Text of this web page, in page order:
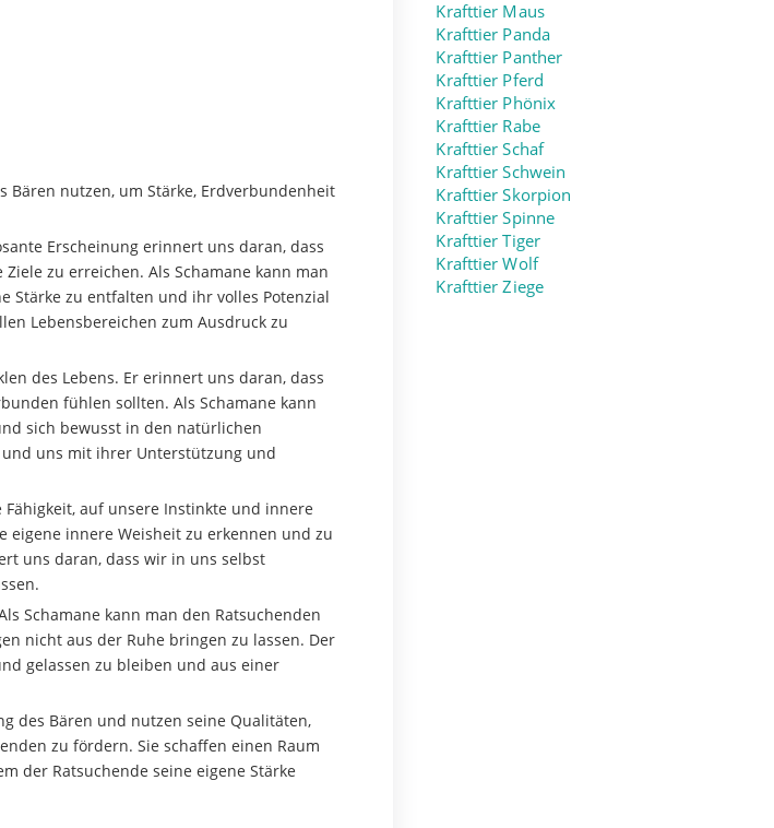
Bären nutzen, um Stärke, Erdverbundenheit
Erscheinung erinnert uns daran, dass
zu erreichen. Als Schamane kann man
Stärke zu entfalten und ihr volles Potenzial
Lebensbereichen zum Ausdruck zu
des Lebens. Er erinnert uns daran, dass
fühlen sollten. Als Schamane kann
sich bewusst in den natürlichen
uns mit ihrer Unterstützung und
auf unsere Instinkte und innere
eigene innere Weisheit zu erkennen und zu
uns daran, dass wir in uns selbst
Schamane kann man den Ratsuchenden
nicht aus der Ruhe bringen zu lassen. Der
gelassen zu bleiben und aus einer
des Bären und nutzen seine Qualitäten,
zu fördern. Sie schaffen einen Raum
der Ratsuchende seine eigene Stärke
Krafttier Maus
Krafttier Panda
Krafttier Panther
Krafttier Pferd
Krafttier Phönix
Krafttier Rabe
Krafttier Schaf
Krafttier Schwein
Krafttier Skorpion
Krafttier Spinne
Krafttier Tiger
Krafttier Wolf
Krafttier Ziege